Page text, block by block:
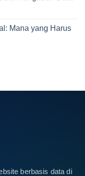
Mana yang Harus
berbasis data di